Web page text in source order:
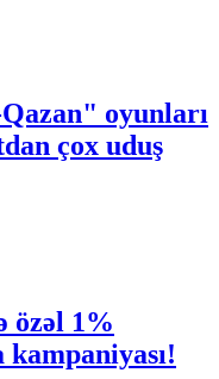
oyunları
çox uduş
özəl 1%